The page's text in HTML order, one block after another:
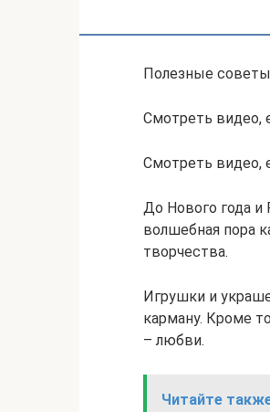
Полезные советы
Смотреть видео,
Смотреть видео,
До Нового года и
волшебная пора
творчества.
Игрушки и
карману. Кроме
– любви.
Читайте